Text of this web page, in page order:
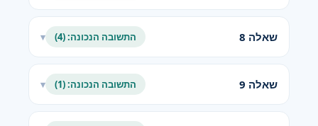
שאלה 8 התשובה הנכונה: (4) ▾
שאלה 9 התשובה הנכונה: (1) ▾